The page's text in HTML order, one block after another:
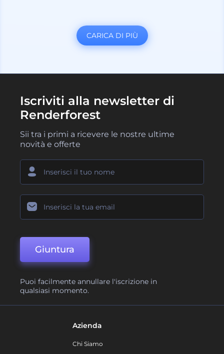
CARICA DI PIÙ
Iscriviti alla newsletter di
Renderforest
Sii tra i primi a ricevere le nostre ultime
novità e offerte
Giuntura
Puoi facilmente annullare l'iscrizione in
qualsiasi momento.
Azienda
Chi Siamo